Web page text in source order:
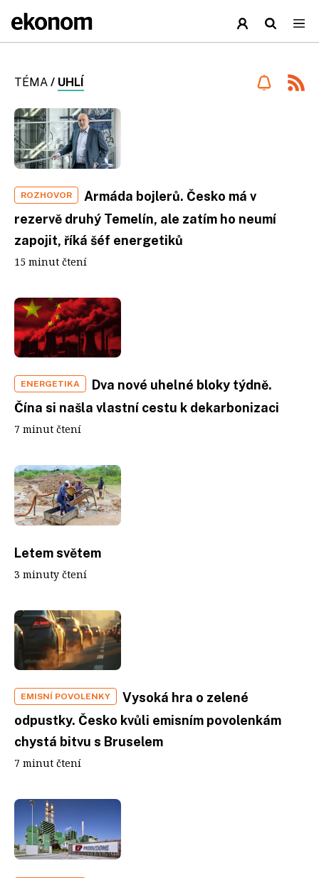
TÉMA / UHLÍ
ROZHOVOR
Armáda bojlerů. Česko má v
rezervě druhý Temelín, ale zatím ho neumí
zapojit, říká šéf energetiků
15 minut čtení
ENERGETIKA
Dva nové uhelné bloky týdně.
Čína si našla vlastní cestu k dekarbonizaci
7 minut čtení
Letem světem
3 minuty čtení
EMISNÍ POVOLENKY
Vysoká hra o zelené
odpustky. Česko kvůli emisním povolenkám
chystá bitvu s Bruselem
7 minut čtení